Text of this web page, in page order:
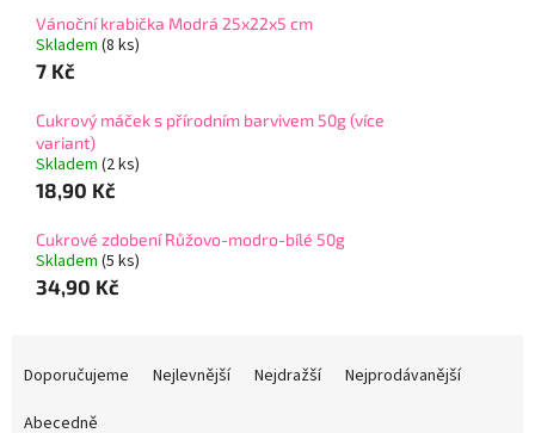
Vánoční krabička Modrá 25x22x5 cm
Skladem (8 ks)
7 Kč
Cukrový máček s přírodním barvivem 50g (více
variant)
Skladem (2 ks)
18,90 Kč
Cukrové zdobení Růžovo-modro-bílé 50g
Skladem (5 ks)
34,90 Kč
Doporučujeme Nejlevnější Nejdražší
Nejprodávanější
Abecedně